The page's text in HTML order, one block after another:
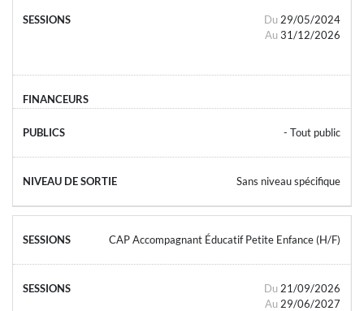
Du 29/05/2024
Au 31/12/2026
- Tout public
Sans niveau spécifique
CAP Accompagnant Éducatif Petite Enfance (H/F)
Du 21/09/2026
Au 29/06/2027